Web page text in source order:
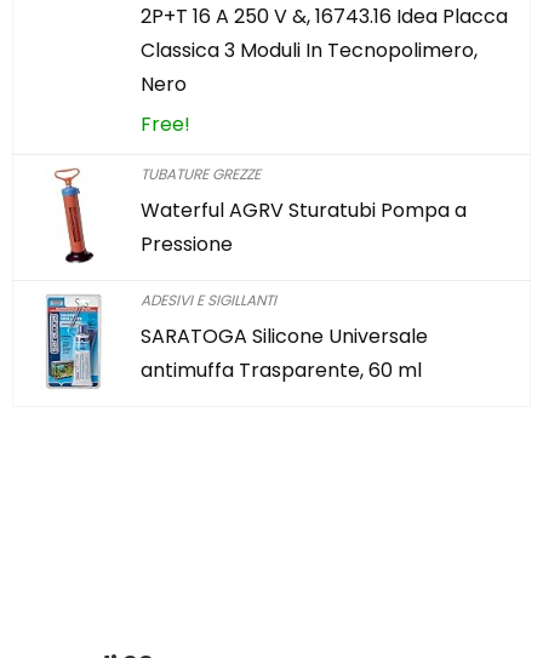
2P+T 16 A 250 V &, 16743.16 Idea Placca
Classica 3 Moduli In Tecnopolimero,
Nero
Free!
TUBATURE GREZZE
Waterful AGRV Sturatubi Pompa a
Pressione
ADESIVI E SIGILLANTI
SARATOGA Silicone Universale
antimuffa Trasparente, 60 ml